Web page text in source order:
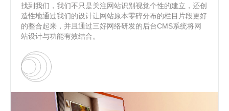
找到我们，我们不只是关注网站识别视觉个性的建立，还创
造性地通过我们的设计让网站原本零碎分布的栏目片段更好
的整合起来，并且通过三好网络研发的后台CMS系统将网
站设计与功能有效结合。